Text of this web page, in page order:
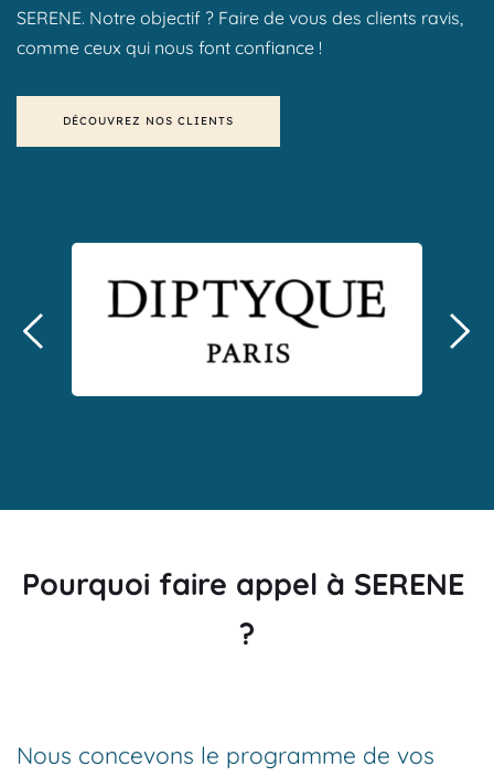
SERENE. Notre objectif ? Faire de vous des clients ravis,
comme ceux qui nous font confiance !
DÉCOUVREZ NOS CLIENTS
Pourquoi faire appel à SERENE
?
Nous concevons le programme de vos